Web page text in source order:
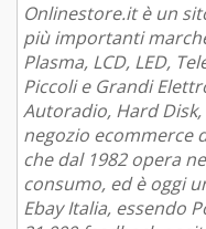
Onlinestore.it è un
più importanti
Plasma, LCD, LED,
Piccoli e Grandi
Autoradio, Hard
negozio ecommerce
che dal 1982 opera
consumo, ed è oggi
Ebay Italia, essendo